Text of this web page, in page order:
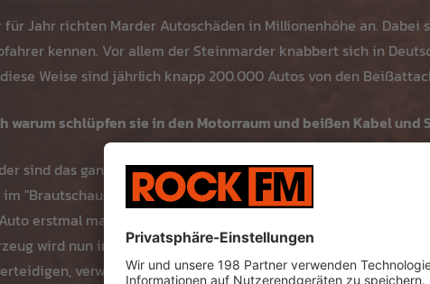
für Jahr richten Marder Autoschäden in Millionenhöhe an. Dabei
kennen. Vor allem der Steinmarder knabbert sich in
Weise sind jährlich knapp 200.000 Autos von den
warum schlüpfen sie in den Motorraum und beißen Kabel und
sind das ganze Jahr über aktiv. Während sie im Frühjahr auf
im "Brautschau-Gebiet" befindet - ähnlich wie Hunde, die
erstmal markiert, verteidigt er sein Territorium. Hat er es
wird nun im Revier eines anderen Marder geparkt, nimmt
verwüstet er das Versteck seines Rivalen: Er zerfetzt